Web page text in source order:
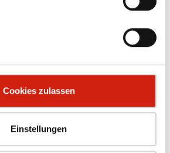
Cookies zulassen
Einstellungen
die Lebensmittel- und